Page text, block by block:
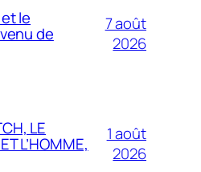
le
de
7 août
2026
LE
L’HOMME,
1 août
2026